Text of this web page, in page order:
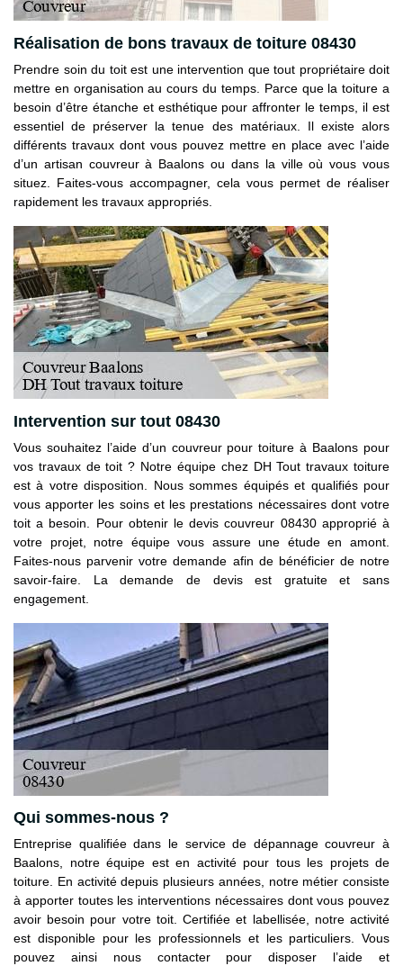
Réalisation de bons travaux de toiture 08430
Prendre soin du toit est une intervention que tout propriétaire doit
mettre en organisation au cours du temps. Parce que la toiture a
besoin d’être étanche et esthétique pour affronter le temps, il est
essentiel de préserver la tenue des matériaux. Il existe alors
différents travaux dont vous pouvez mettre en place avec l’aide
d’un artisan couvreur à Baalons ou dans la ville où vous vous
situez. Faites-vous accompagner, cela vous permet de réaliser
rapidement les travaux appropriés.
Intervention sur tout 08430
Vous souhaitez l’aide d’un couvreur pour toiture à Baalons pour
vos travaux de toit ? Notre équipe chez DH Tout travaux toiture
est à votre disposition. Nous sommes équipés et qualifiés pour
vous apporter les soins et les prestations nécessaires dont votre
toit a besoin. Pour obtenir le devis couvreur 08430 approprié à
votre projet, notre équipe vous assure une étude en amont.
Faites-nous parvenir votre demande afin de bénéficier de notre
savoir-faire. La demande de devis est gratuite et sans
engagement.
Qui sommes-nous ?
Entreprise qualifiée dans le service de dépannage couvreur à
Baalons, notre équipe est en activité pour tous les projets de
toiture. En activité depuis plusieurs années, notre métier consiste
à apporter toutes les interventions nécessaires dont vous pouvez
avoir besoin pour votre toit. Certifiée et labellisée, notre activité
est disponible pour les professionnels et les particuliers. Vous
pouvez ainsi nous contacter pour disposer l’aide et